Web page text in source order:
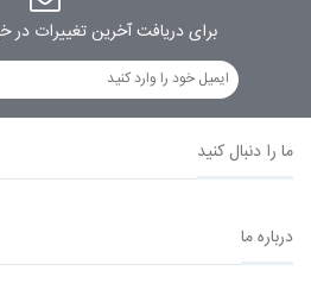
برای دریافت آخرین تغییرات در
ما را دنبال کنید
درباره ما